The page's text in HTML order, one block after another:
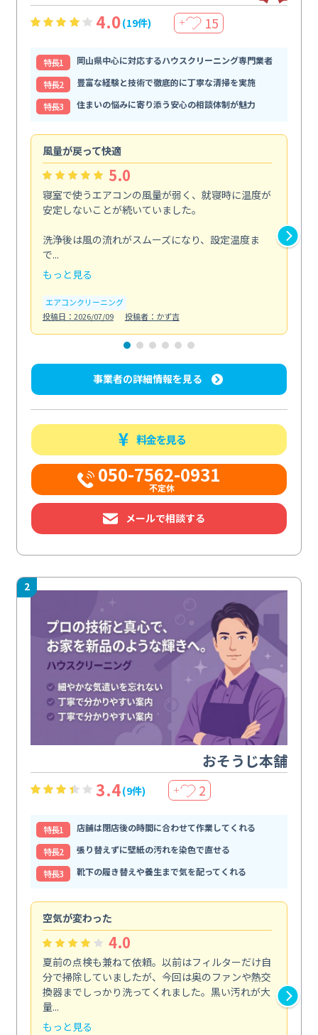
4.0(19件) ＋ 15
特⻑1
岡山県中心に対応するハウスクリーニング専門業者
特⻑2
豊富な経験と技術で徹底的に丁寧な清掃を実施
特⻑3
住まいの悩みに寄り添う安心の相談体制が魅力
風量が戻って快適
5.0
寝室で使うエアコンの風量が弱く、就寝時に温度が
安定しないことが続いていました。
洗浄後は風の流れがスムーズになり、設定温度ま
で...
もっと見る
エアコンクリーニング
投稿日：2026/07/09
投稿者：かず吉
事業者の詳細情報を見る
料金を見る
050-7562-0931
不定休
メールで相談する
2
おそうじ本舗
3.4(9件) ＋ 2
特⻑1
店舗は閉店後の時間に合わせて作業してくれる
特⻑2
張り替えずに壁紙の汚れを染色で直せる
特⻑3
靴下の履き替えや養生まで気を配ってくれる
空気が変わった
4.0
夏前の点検も兼ねて依頼。以前はフィルターだけ自
分で掃除していましたが、今回は奥のファンや熱交
換器までしっかり洗ってくれました。黒い汚れが大
量...
もっと見る